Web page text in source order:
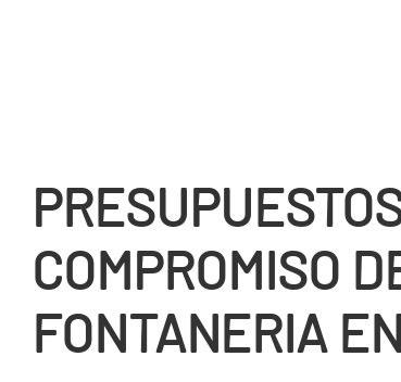
COMPROMISO
FONTANERIA